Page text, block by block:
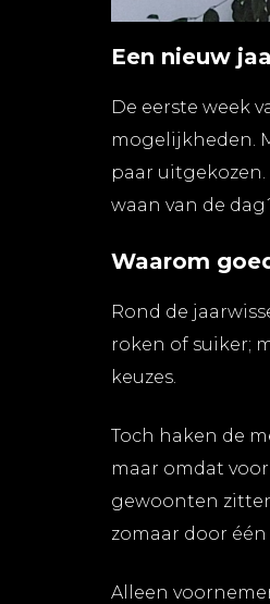
Een nieuw
De eerste week
mogelijkheden.
paar
waan van de
Waarom
Rond de
roken of suiker;
keuzes.
Toch haken de
maar omdat
gewoonten
zomaar door
Alleen